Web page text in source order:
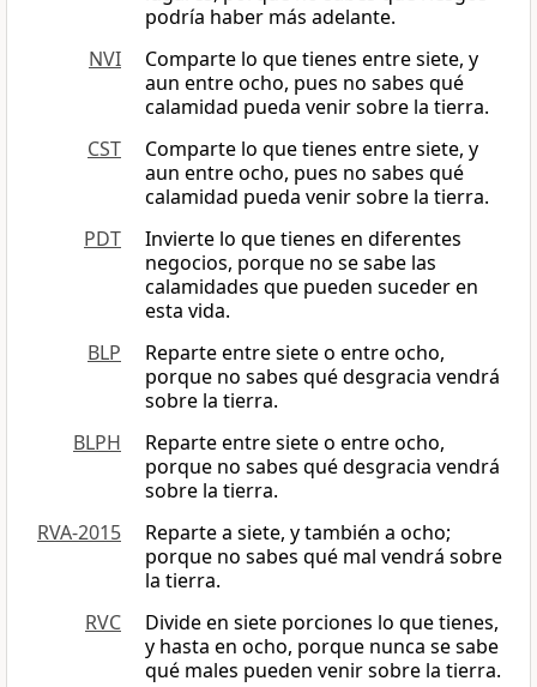
podría haber más adelante.
NVI
Comparte lo que tienes entre siete, y
aun entre ocho, pues no sabes qué
calamidad pueda venir sobre la tierra.
CST
Comparte lo que tienes entre siete, y
aun entre ocho, pues no sabes qué
calamidad pueda venir sobre la tierra.
PDT
Invierte lo que tienes en diferentes
negocios, porque no se sabe las
calamidades que pueden suceder en
esta vida.
BLP
Reparte entre siete o entre ocho,
porque no sabes qué desgracia vendrá
sobre la tierra.
BLPH
Reparte entre siete o entre ocho,
porque no sabes qué desgracia vendrá
sobre la tierra.
RVA-2015
Reparte a siete, y también a ocho;
porque no sabes qué mal vendrá sobre
la tierra.
RVC
Divide en siete porciones lo que tienes,
y hasta en ocho, porque nunca se sabe
qué males pueden venir sobre la tierra.